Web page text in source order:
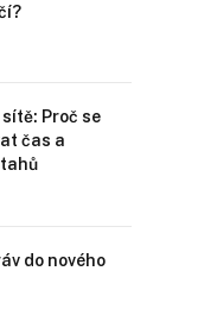
Proč se
čas a
do nového